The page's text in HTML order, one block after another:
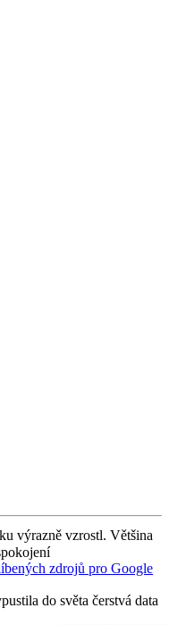
výrazně vzrostl. Většina
zdrojů pro Google
do světa čerstvá data